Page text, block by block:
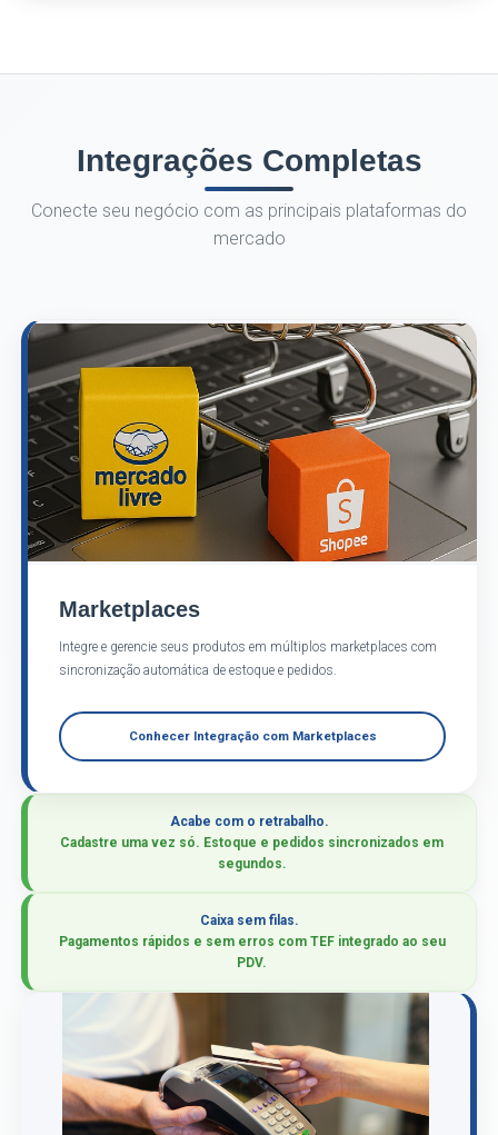
Integrações Completas
Conecte seu negócio com as principais plataformas do
mercado
Marketplaces
Integre e gerencie seus produtos em múltiplos marketplaces com
sincronização automática de estoque e pedidos.
Conhecer Integração com Marketplaces
Acabe com o retrabalho.
Cadastre uma vez só. Estoque e pedidos sincronizados em
segundos.
Caixa sem filas.
Pagamentos rápidos e sem erros com TEF integrado ao seu
PDV.